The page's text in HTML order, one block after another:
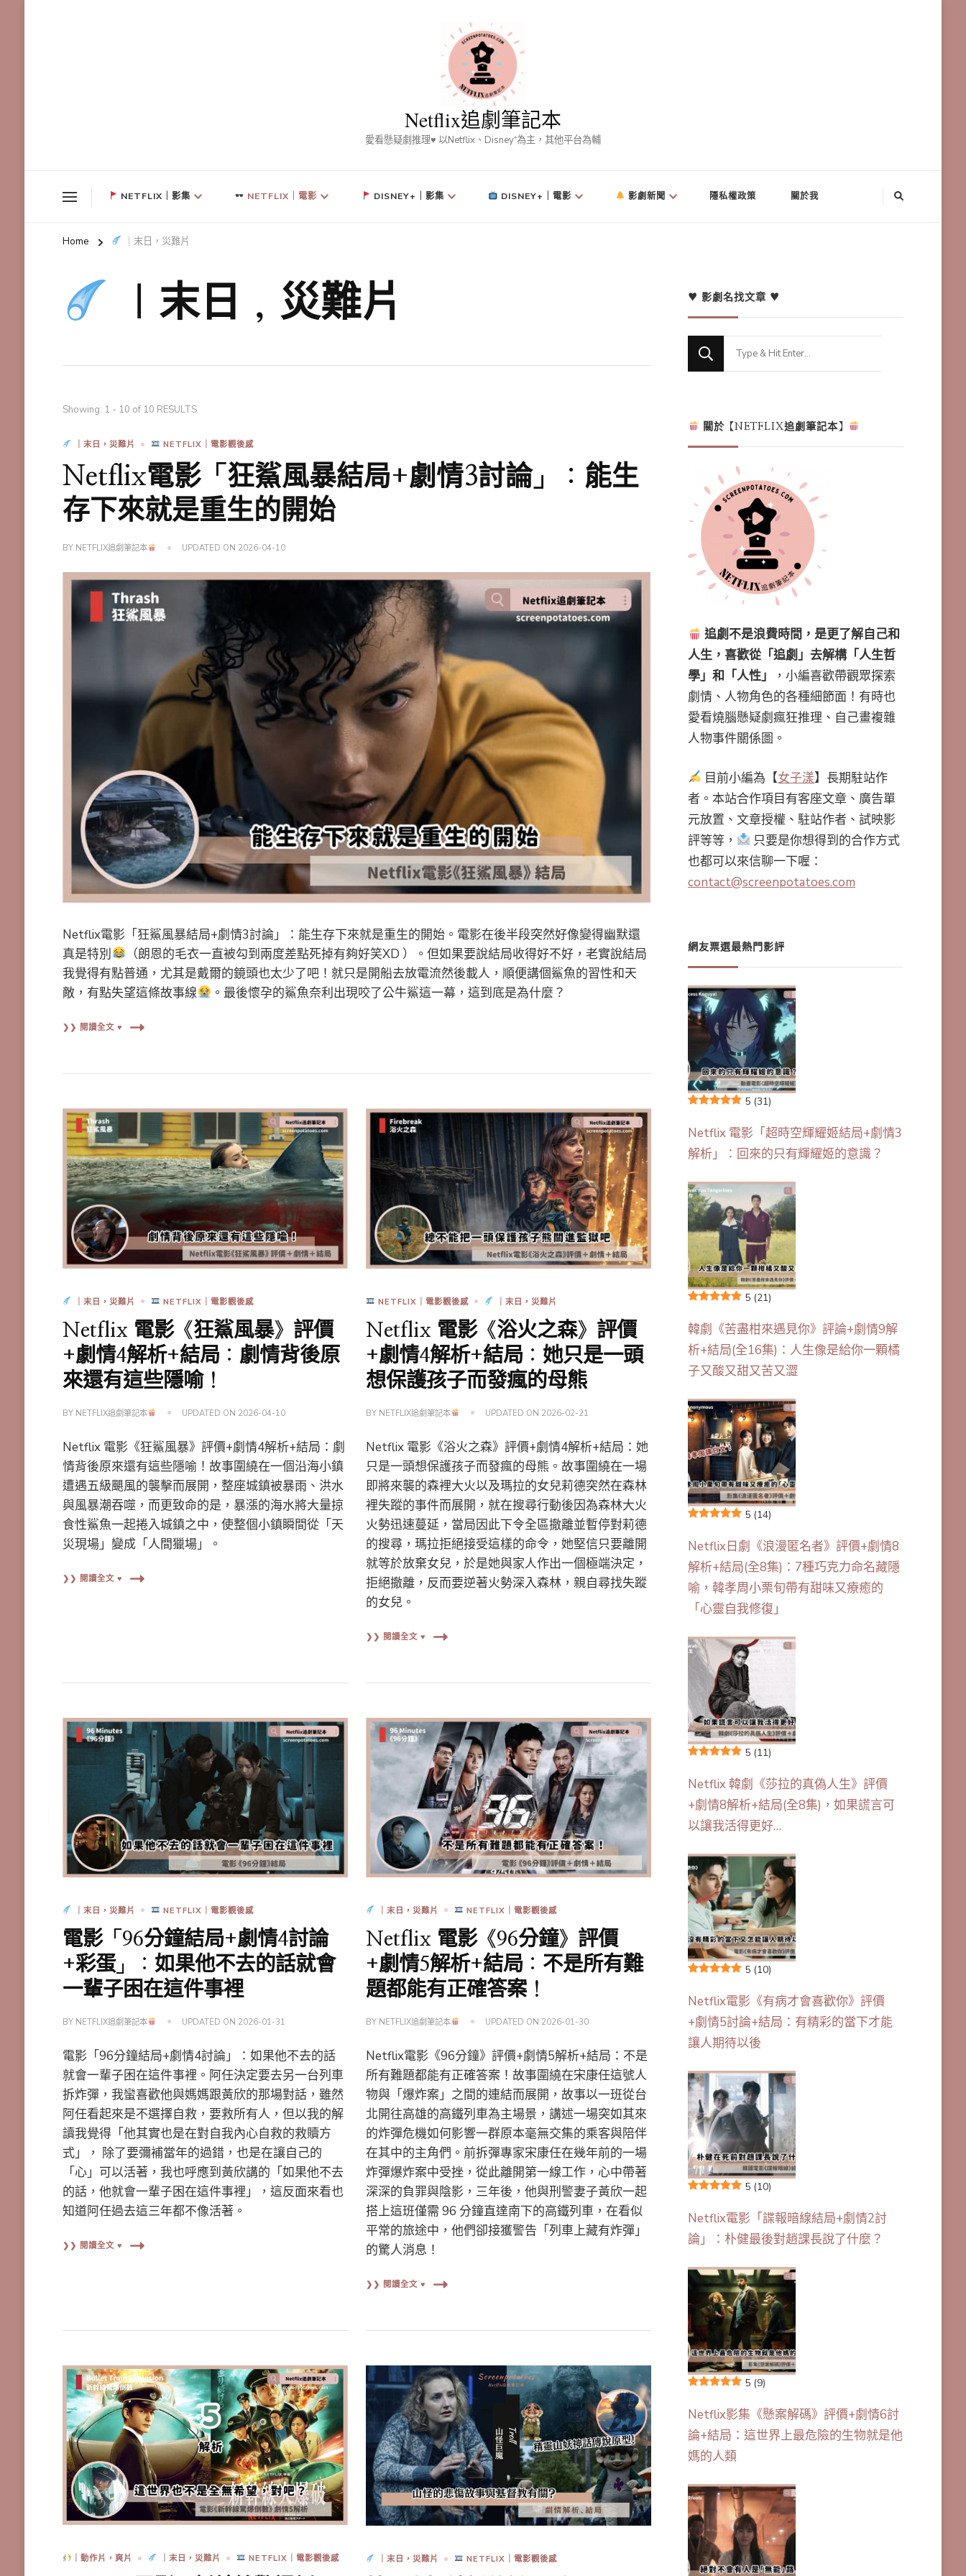
Netflix追劇筆記本
愛看懸疑劇推理♥ 以Netflix、Disney⁺為主，其他平台為輔
NETFLIX｜影集 NETFLIX｜電影 DISNEY+｜影集 DISNEY+｜電影 影劇新聞 隱私權政策 關於我
Home ｜末日，災難片
｜末日，災難片
Showing: 1 - 10 of 10 RESULTS
｜末日，災難片 NETFLIX｜電影觀後感
Netflix電影「狂鯊風暴結局+劇情3討論」：能生
存下來就是重生的開始
BY NETFLIX追劇筆記本 UPDATED ON 2026-04-10
Netflix電影「狂鯊風暴結局+劇情3討論」：能生存下來就是重生的開始。電影在後半段突然好像變得幽默還
真是特別
（朗恩的毛衣一直被勾到兩度差點死掉有夠好笑XD ）。但如果要說結局收得好不好，老實說結局
我覺得有點普通，尤其是戴爾的鏡頭也太少了吧！就只是開船去放電流然後載人，順便講個鯊魚的習性和天
敵，有點失望這條故事線
。最後懷孕的鯊魚奈利出現咬了公牛鯊這一幕，這到底是為什麼？
❯❯ 閱讀全文 ♥
｜末日，災難片 NETFLIX｜電影觀後感
Netflix 電影《狂鯊風暴》評價
+劇情4解析+結局：劇情背後原
來還有這些隱喻！
BY NETFLIX追劇筆記本 UPDATED ON 2026-04-10
Netflix 電影《狂鯊風暴》評價+劇情4解析+結局：劇
情背後原來還有這些隱喻！故事圍繞在一個沿海小鎮
遭遇五級颶風的襲擊而展開，整座城鎮被暴雨、洪水
與風暴潮吞噬，而更致命的是，暴漲的海水將大量掠
食性鯊魚一起捲入城鎮之中，使整個小鎮瞬間從「天
災現場」變成「人間獵場」。
❯❯ 閱讀全文 ♥
NETFLIX｜電影觀後感 ｜末日，災難片
Netflix 電影《浴火之森》評價
+劇情4解析+結局：她只是一頭
想保護孩子而發瘋的母熊
BY NETFLIX追劇筆記本 UPDATED ON 2026-02-21
Netflix 電影《浴火之森》評價+劇情4解析+結局：她
只是一頭想保護孩子而發瘋的母熊。故事圍繞在一場
即將來襲的森裡大火以及瑪拉的女兒莉德突然在森林
裡失蹤的事件而展開，就在搜尋行動後因為森林大火
火勢迅速蔓延，當局因此下令全區撤離並暫停對莉德
的搜尋，瑪拉拒絕接受這樣的命令，她堅信只要離開
就等於放棄女兒，於是她與家人作出一個極端決定，
拒絕撤離，反而要逆著火勢深入森林，親自尋找失蹤
的女兒。
❯❯ 閱讀全文 ♥
｜末日，災難片 NETFLIX｜電影觀後感
電影「96分鐘結局+劇情4討論
+彩蛋」：如果他不去的話就會
一輩子困在這件事裡
BY NETFLIX追劇筆記本 UPDATED ON 2026-01-31
電影「96分鐘結局+劇情4討論」：如果他不去的話
就會一輩子困在這件事裡。阿任決定要去另一台列車
拆炸彈，我蠻喜歡他與媽媽跟黃欣的那場對話，雖然
阿任看起來是不選擇自救，要救所有人，但以我的解
讀我覺得「他其實也是在對自我內心自救的救贖方
式」， 除了要彌補當年的過錯，也是在讓自己的
「心」可以活著，我也呼應到黃欣講的「如果他不去
的話，他就會一輩子困在這件事裡」，這反面來看也
知道阿任過去這三年都不像活著。
❯❯ 閱讀全文 ♥
｜末日，災難片 NETFLIX｜電影觀後感
Netflix 電影《96分鐘》評價
+劇情5解析+結局：不是所有難
題都能有正確答案！
BY NETFLIX追劇筆記本 UPDATED ON 2026-01-30
Netflix電影《96分鐘》評價+劇情5解析+結局：不是
所有難題都能有正確答案！故事圍繞在宋康任這號人
物與「爆炸案」之間的連結而展開，故事以一班從台
北開往高雄的高鐵列車為主場景，講述一場突如其來
的炸彈危機如何影響一群原本毫無交集的乘客與陪伴
在其中的主角們。前拆彈專家宋康任在幾年前的一場
炸彈爆炸案中受挫，從此離開第一線工作，心中帶著
深深的負罪與陰影，三年後，他與刑警妻子黃欣一起
搭上這班僅需 96 分鐘直達南下的高鐵列車，在看似
平常的旅途中，他們卻接獲警告「列車上藏有炸彈」
的驚人消息！
❯❯ 閱讀全文 ♥
｜動作片，爽片 ｜末日，災難片 NETFLIX｜電影觀後感 ｜末日，災難片 NETFLIX｜電影觀後感
♥ 影劇名找文章 ♥
Looking
關於【NETFLIX追劇筆記本】
追劇不是浪費時間，是更了解自己和
人生，喜歡從「追劇」去解構「人生哲
學」和「人性」
，小編喜歡帶觀眾探索
劇情、人物角色的各種細節面！有時也
愛看燒腦懸疑劇瘋狂推理、自己畫複雜
人物事件關係圖。
目前小編為【女子漾】長期駐站作
者。本站合作項目有客座文章、廣告單
元放置、文章授權、駐站作者、試映影
評等等，
只要是你想得到的合作方式
也都可以來信聊一下喔：
contact@screenpotatoes.com
網友票選最熱門影評
5 (31)
Netflix 電影「超時空輝耀姬結局+劇情3
解析」：回來的只有輝耀姬的意識？
5 (21)
韓劇《苦盡柑來遇見你》評論+劇情9解
析+結局(全16集)：人生像是給你一顆橘
子又酸又甜又苦又澀
5 (14)
Netflix日劇《浪漫匿名者》評價+劇情8
解析+結局(全8集)：7種巧克力命名藏隱
喻，韓孝周小栗旬帶有甜味又療癒的
「心靈自我修復」
5 (11)
Netflix 韓劇《莎拉的真偽人生》評價
+劇情8解析+結局(全8集)，如果謊言可
以讓我活得更好…
5 (10)
Netflix電影《有病才會喜歡你》評價
+劇情5討論+結局：有精彩的當下才能
讓人期待以後
5 (10)
Netflix電影「諜報暗線結局+劇情2討
論」：朴健最後對趙課長說了什麼？
5 (9)
Netflix影集《懸案解碼》評價+劇情6討
論+結局：這世界上最危險的生物就是他
媽的人類